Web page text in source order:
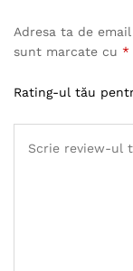
Adresa ta de
sunt marcate cu *
Rating-ul tău